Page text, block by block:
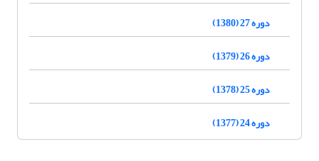
دوره 27 (1380)
دوره 26 (1379)
دوره 25 (1378)
دوره 24 (1377)